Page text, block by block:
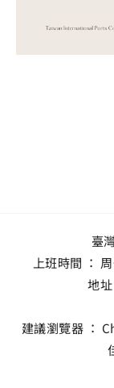
臺
上班時間 ：
地址
建議瀏覽器 ：